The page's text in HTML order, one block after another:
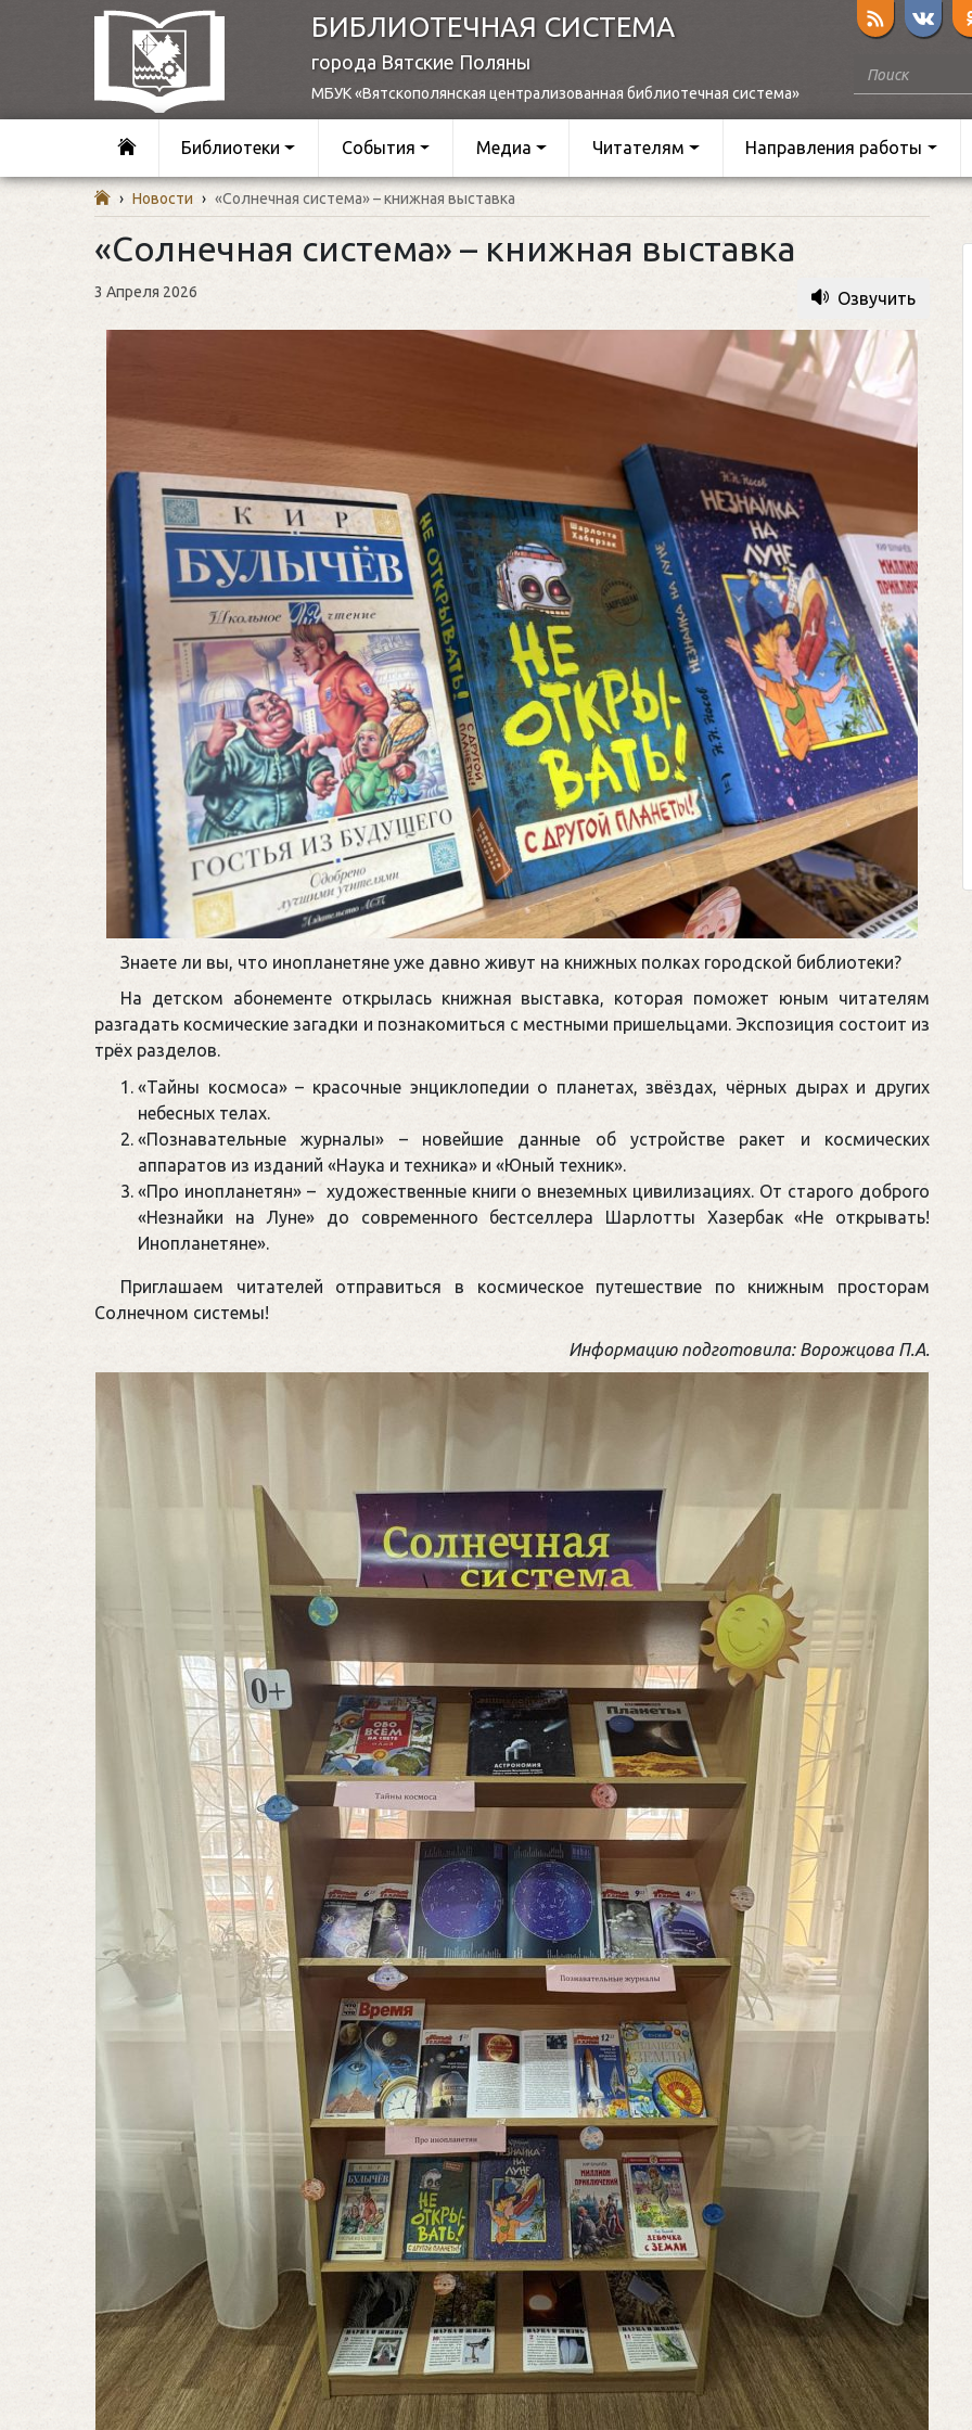
БИБЛИОТЕЧНАЯ СИСТЕМА
города Вятские Поляны
МБУК «Вятскополянская централизованная библиотечная система»
Библиотеки События Медиа Читателям Направления работы
› Новости › «Солнечная система» – книжная выставка
«Солнечная система» – книжная выставка
3 Апреля 2026 Озвучить
Знаете ли вы, что инопланетяне уже давно живут на книжных полках городской библиотеки?
На детском абонементе открылась книжная выставка, которая поможет юным читателям
разгадать космические загадки и познакомиться с местными пришельцами. Экспозиция состоит из
трёх разделов.
«Тайны космоса» – красочные энциклопедии о планетах, звёздах, чёрных дырах и других
небесных телах.
«Познавательные журналы» – новейшие данные об устройстве ракет и космических
аппаратов из изданий «Наука и техника» и «Юный техник».
«Про инопланетян» – художественные книги о внеземных цивилизациях. От старого доброго
«Незнайки на Луне» до современного бестселлера Шарлотты Хазербак «Не открывать!
Инопланетяне».
Приглашаем читателей отправиться в космическое путешествие по книжным просторам
Солнечном системы!
Информацию подготовила: Ворожцова П.А.